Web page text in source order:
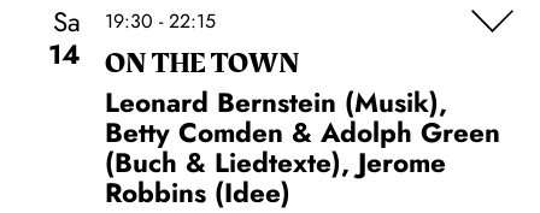
Sa
14
19:30 - 22:15
ON THE TOWN
Leonard Bernstein (Musik),
Betty Comden & Adolph Green
(Buch & Liedtexte), Jerome
Robbins (Idee)